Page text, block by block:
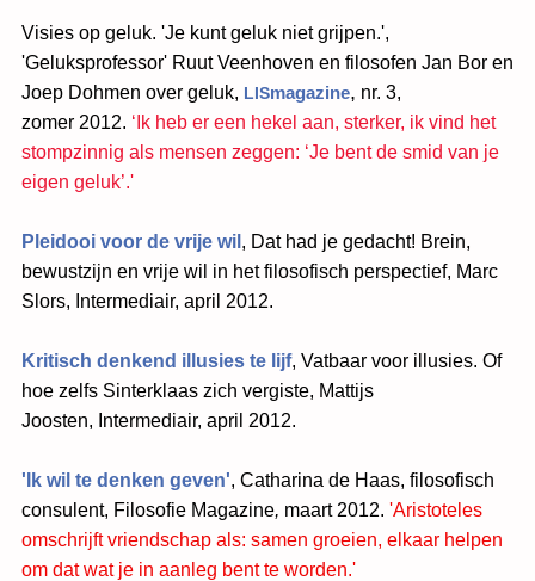
Visies op geluk. 'Je kunt geluk niet grijpen.',
'Geluksprofessor' Ruut Veenhoven en filosofen Jan Bor en
Joep Dohmen over geluk, LISmagazine, nr. 3,
zomer 2012. ‘Ik heb er een hekel aan, sterker, ik vind het
stompzinnig als mensen zeggen: ‘Je bent de smid van je
eigen geluk’.'
Pleidooi voor de vrije wil , Dat had je gedacht! Brein,
bewustzijn en vrije wil in het filosofisch perspectief, Marc
Slors, Intermediair, april 2012.
Kritisch denkend illusies te lijf, Vatbaar voor illusies. Of
hoe zelfs Sinterklaas zich vergiste, Mattijs
Joosten, Intermediair, april 2012.
'Ik wil te denken geven', Catharina de Haas, filosofisch
consulent, Filosofie Magazine, maart 2012. 'Aristoteles
omschrijft vriendschap als: samen groeien, elkaar helpen
om dat wat je in aanleg bent te worden.'